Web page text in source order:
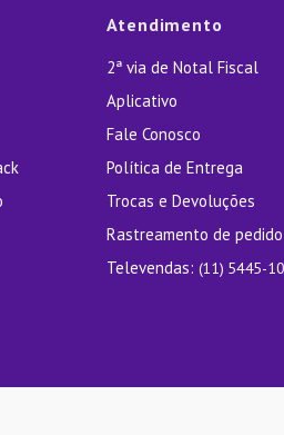
Atendimento
2ª via de Notal Fiscal
Aplicativo
Fale Conosco
Política de Entrega
Trocas e Devoluções
Rastreamento de pedido
Televendas: (11) 5445-